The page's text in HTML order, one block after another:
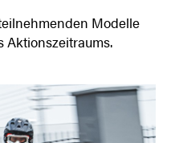
Modelle
Aktionszeitraums.